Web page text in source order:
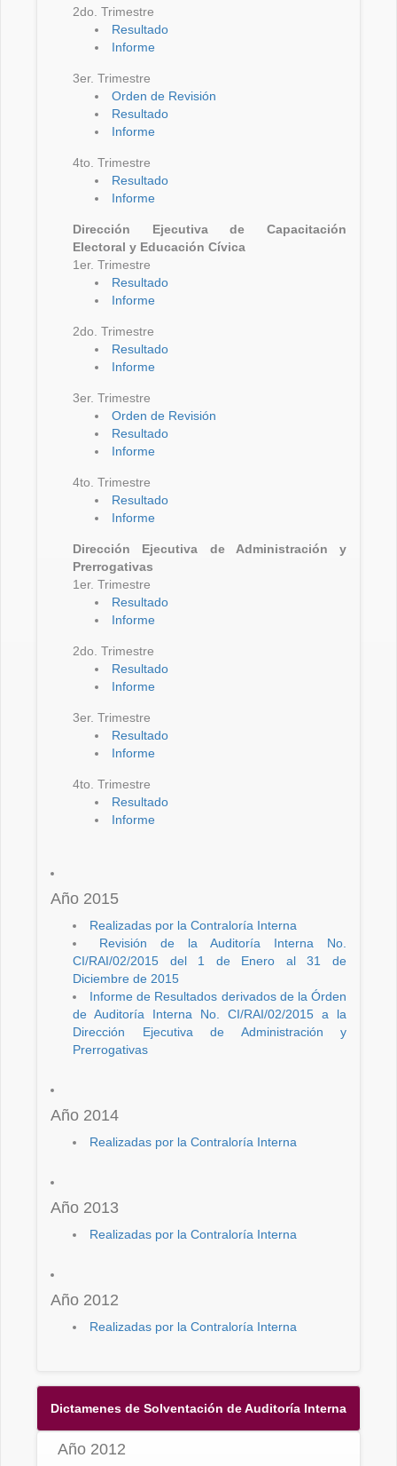
2do. Trimestre
Resultado
Informe
3er. Trimestre
Orden de Revisión
Resultado
Informe
4to. Trimestre
Resultado
Informe
Dirección Ejecutiva de Capacitación
Electoral y Educación Cívica
1er. Trimestre
Resultado
Informe
2do. Trimestre
Resultado
Informe
3er. Trimestre
Orden de Revisión
Resultado
Informe
4to. Trimestre
Resultado
Informe
Dirección Ejecutiva de Administración y
Prerrogativas
1er. Trimestre
Resultado
Informe
2do. Trimestre
Resultado
Informe
3er. Trimestre
Resultado
Informe
4to. Trimestre
Resultado
Informe
Año 2015
Realizadas por la Contraloría Interna
Revisión de la Auditoría Interna No.
CI/RAI/02/2015 del 1 de Enero al 31 de
Diciembre de 2015
Informe de Resultados derivados de la Órden
de Auditoría Interna No. CI/RAI/02/2015 a la
Dirección Ejecutiva de Administración y
Prerrogativas
Año 2014
Realizadas por la Contraloría Interna
Año 2013
Realizadas por la Contraloría Interna
Año 2012
Realizadas por la Contraloría Interna
Dictamenes de Solventación de Auditoría Interna
Año 2012